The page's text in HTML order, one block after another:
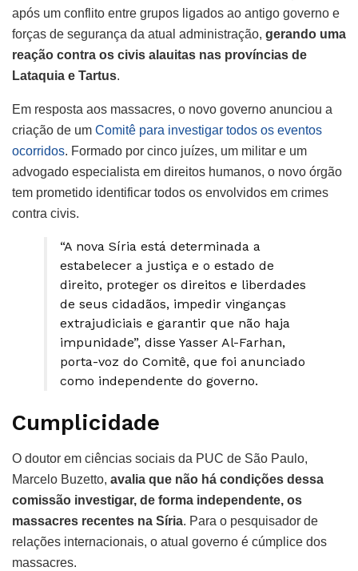
após um conflito entre grupos ligados ao antigo governo e
forças de segurança da atual administração, gerando uma
reação contra os civis alauitas nas províncias de
Lataquia e Tartus.
Em resposta aos massacres, o novo governo anunciou a
criação de um Comitê para investigar todos os eventos
ocorridos. Formado por cinco juízes, um militar e um
advogado especialista em direitos humanos, o novo órgão
tem prometido identificar todos os envolvidos em crimes
contra civis.
“A nova Síria está determinada a
estabelecer a justiça e o estado de
direito, proteger os direitos e liberdades
de seus cidadãos, impedir vinganças
extrajudiciais e garantir que não haja
impunidade”, disse Yasser Al-Farhan,
porta-voz do Comitê, que foi anunciado
como independente do governo.
Cumplicidade
O doutor em ciências sociais da PUC de São Paulo,
Marcelo Buzetto, avalia que não há condições dessa
comissão investigar, de forma independente, os
massacres recentes na Síria. Para o pesquisador de
relações internacionais, o atual governo é cúmplice dos
massacres.